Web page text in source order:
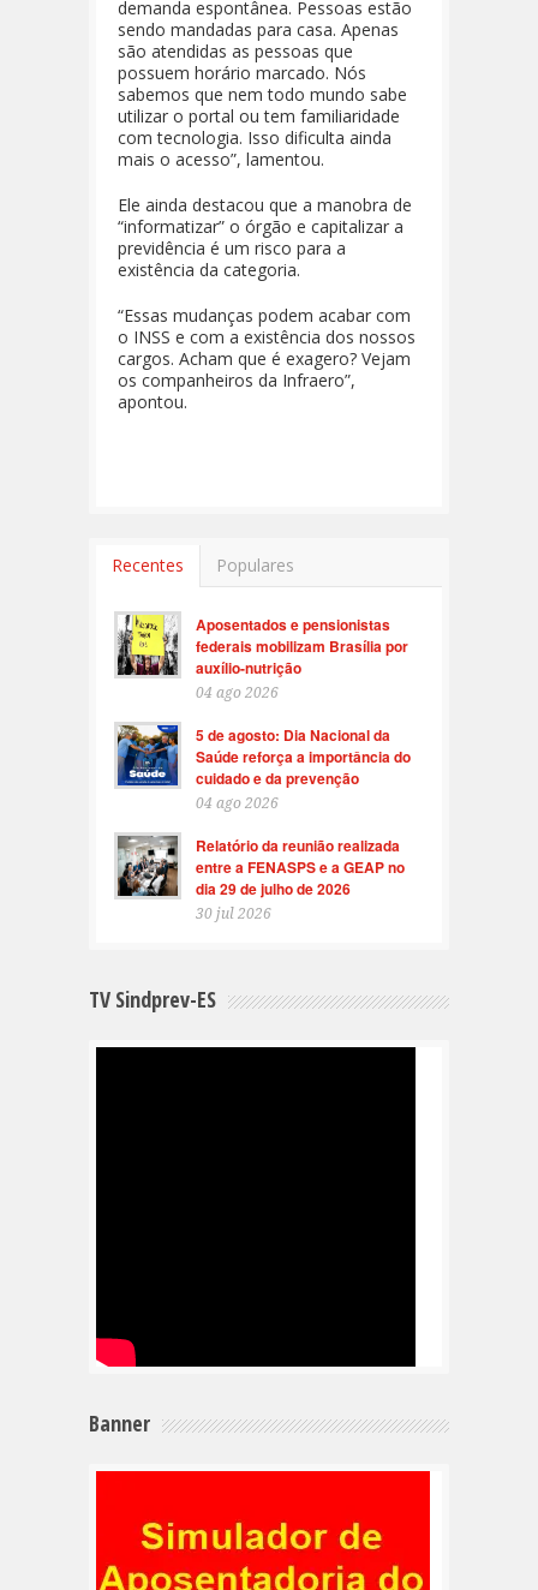
demanda espontânea. Pessoas estão
sendo mandadas para casa. Apenas
são atendidas as pessoas que
possuem horário marcado. Nós
sabemos que nem todo mundo sabe
utilizar o portal ou tem familiaridade
com tecnologia. Isso dificulta ainda
mais o acesso”, lamentou.
Ele ainda destacou que a manobra de
“informatizar” o órgão e capitalizar a
previdência é um risco para a
existência da categoria.
“Essas mudanças podem acabar com
o INSS e com a existência dos nossos
cargos. Acham que é exagero? Vejam
os companheiros da Infraero”,
apontou.
Recentes Populares
Aposentados e pensionistas
federais mobilizam Brasília por
auxílio-nutrição
04 ago 2026
5 de agosto: Dia Nacional da
Saúde reforça a importância do
cuidado e da prevenção
04 ago 2026
Relatório da reunião realizada
entre a FENASPS e a GEAP no
dia 29 de julho de 2026
30 jul 2026
TV Sindprev-ES
Banner